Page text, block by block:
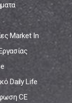
Market In
Daily Life
CE